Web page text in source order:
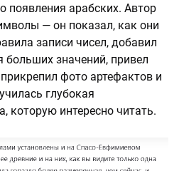
появления арабских. Автор
— он показал, как они
записи чисел, добавил
больших значений, привел
фото артефактов и
глубокая
которую интересно читать.